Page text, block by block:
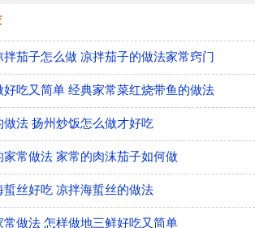
拌茄子怎么做 凉拌茄子的做法家常窍门
好吃又简单 经典家常菜红烧带鱼的做法
做法 扬州炒饭怎么做才好吃
家常做法 家常的肉沫茄子如何做
蜇丝好吃 凉拌海蜇丝的做法
常做法 怎样做地三鲜好吃又简单